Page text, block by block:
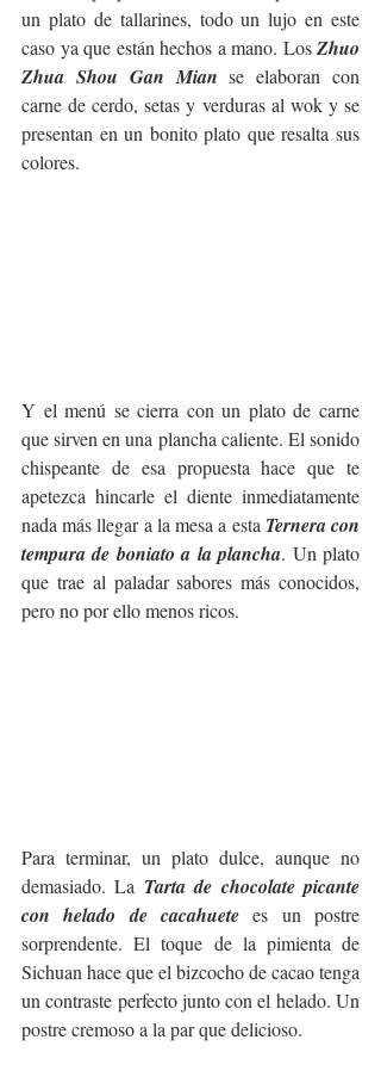
un plato de tallarines, todo un lujo en este
caso ya que están hechos a mano. Los Zhuo
Zhua Shou Gan Mian se elaboran con
carne de cerdo, setas y verduras al wok y se
presentan en un bonito plato que resalta sus
colores.
Y el menú se cierra con un plato de carne
que sirven en una plancha caliente. El sonido
chispeante de esa propuesta hace que te
apetezca hincarle el diente inmediatamente
nada más llegar a la mesa a esta Ternera con
tempura de boniato a la plancha. Un plato
que trae al paladar sabores más conocidos,
pero no por ello menos ricos.
Para terminar, un plato dulce, aunque no
demasiado. La Tarta de chocolate picante
con helado de cacahuete es un postre
sorprendente. El toque de la pimienta de
Sichuan hace que el bizcocho de cacao tenga
un contraste perfecto junto con el helado. Un
postre cremoso a la par que delicioso.